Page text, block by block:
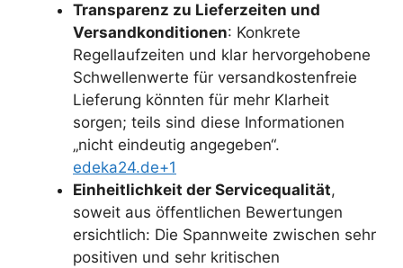
Transparenz zu Lieferzeiten und
Versandkonditionen: Konkrete
Regellaufzeiten und klar hervorgehobene
Schwellenwerte für versandkostenfreie
Lieferung könnten für mehr Klarheit
sorgen; teils sind diese Informationen
„nicht eindeutig angegeben“.
edeka24.de+1
Einheitlichkeit der Servicequalität,
soweit aus öffentlichen Bewertungen
ersichtlich: Die Spannweite zwischen sehr
positiven und sehr kritischen